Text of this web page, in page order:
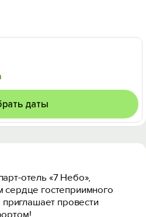
даты
отель «7 Небо»,
гостеприимного
провести